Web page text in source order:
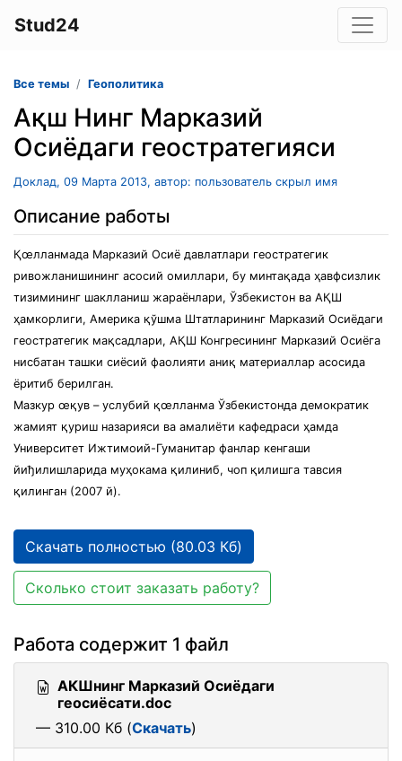
Stud24
Все темы Геополитика
Ақш Нинг Марказий
Осиёдаги геостратегияси
Доклад, 09 Марта 2013, автор: пользователь скрыл имя
Описание работы
Қœлланмада Марказий Осиё давлатлари геостратегик
ривожланишининг асосий омиллари, бу минтақада ҳавфсизлик
тизимининг шаклланиш жараёнлари, Ўзбекистон ва АҚШ
ҳамкорлиги, Америка қўшма Штатларининг Марказий Осиёдаги
геостратегик мақсадлари, АҚШ Конгресининг Марказий Осиёга
нисбатан ташки сиёсий фаолияти аниқ материаллар асосида
ёритиб берилган.
Мазкур œқув – услубий қœлланма Ўзбекистонда демократик
жамият қуриш назарияси ва амалиёти кафедраси ҳамда
Университет Ижтимоий-Гуманитар фанлар кенгаши
йиђилишларида муҳокама қилиниб, чоп қилишга тавсия
қилинган (2007 й).
Скачать полностью (80.03 Кб)
Сколько стоит заказать работу?
Работа содержит 1 файл
АКШнинг Марказий Осиёдаги
геосиёсати.doc
— 310.00 Кб (Скачать)